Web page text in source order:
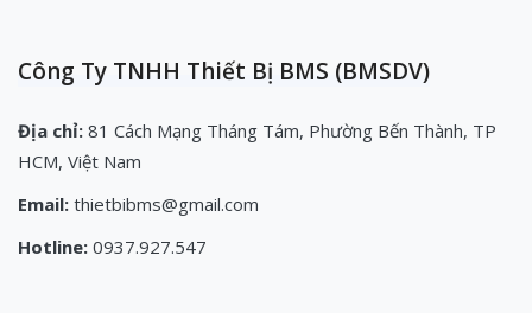
Công Ty TNHH Thiết Bị BMS (BMSDV)
Địa chỉ: 81 Cách Mạng Tháng Tám, Phường Bến Thành, TP
HCM, Việt Nam
Email: thietbibms@gmail.com
Hotline: 0937.927.547